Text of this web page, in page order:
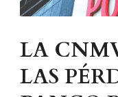
LA
LAS